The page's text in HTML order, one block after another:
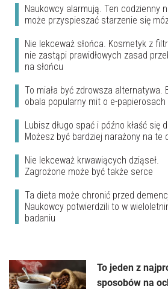
Naukowcy alarmują. Ten codzienny
może przyspieszać starzenie się
Nie lekceważ słońca. Kosmetyk z
nie zastąpi prawidłowych zasad
na słońcu
To miała być zdrowsza alternatywa.
obala popularny mit o e-papierosach
Lubisz długo spać i późno kłaść się
Możesz być bardziej narażony na te
Nie lekceważ krwawiących dziąseł.
Zagrożone może być także serce
Ta dieta może chronić przed
Naukowcy potwierdzili to w
badaniu
To jeden z
sposobów na